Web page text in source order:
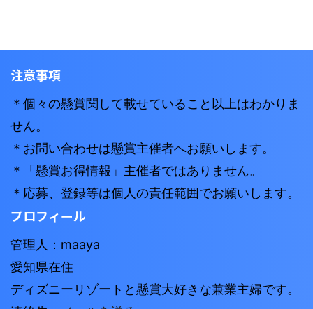
注意事項
＊個々の懸賞関して載せていること以上はわかりま
せん。
＊お問い合わせは懸賞主催者へお願いします。
＊「懸賞お得情報」主催者ではありません。
＊応募、登録等は個人の責任範囲でお願いします。
プロフィール
管理人：maaya
愛知県在住
ディズニーリゾートと懸賞大好きな兼業主婦です。